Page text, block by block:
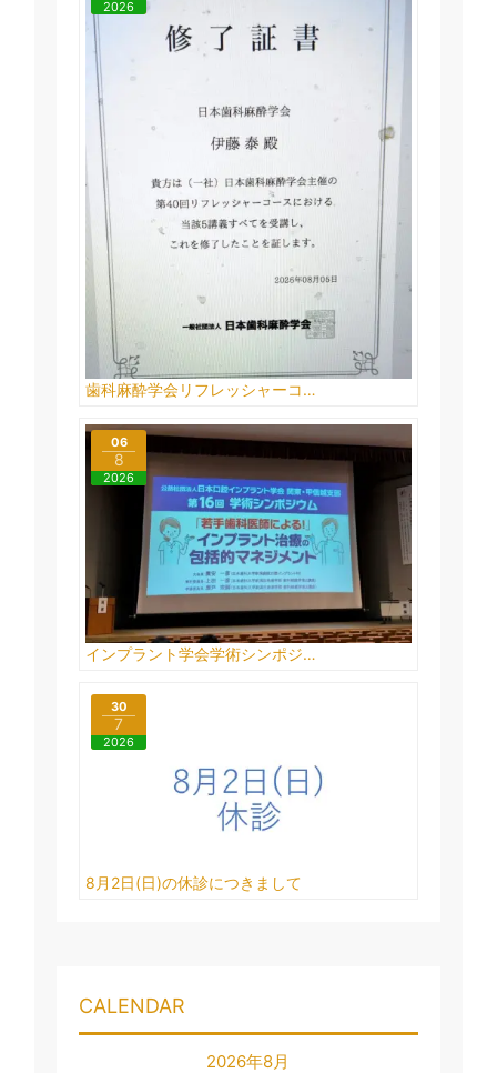
歯科麻酔学会リフレッシャーコ…
2026
インプラント学会学術シンポジ…
06
8
2026
8月2日(日)の休診につきまして
30
7
2026
CALENDAR
2026年8月